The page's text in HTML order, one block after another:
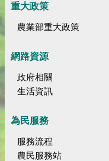
重大政策
農業部重大政策
網路資源
政府相關
生活資訊
為民服務
服務流程
農民服務站